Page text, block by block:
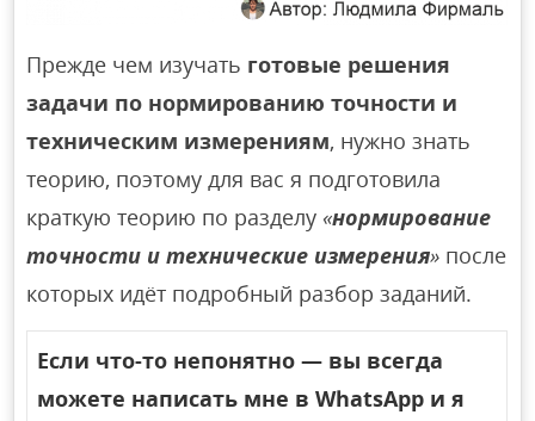
Прежде чем изучать готовые решения
задачи по нормированию точности и
техническим измерениям, нужно знать
теорию, поэтому для вас я подготовила
краткую теорию по разделу «нормирование
точности и технические измерения» после
которых идёт подробный разбор заданий.
Если что-то непонятно — вы всегда
можете написать мне в WhatsApp и я